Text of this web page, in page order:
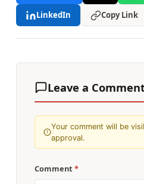
LinkedIn
Copy Link
Leave a
Your comment will be
approval.
Comment *